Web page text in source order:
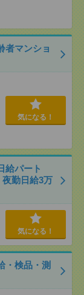
者マンショ
気になる！
給パート
勤日給3万
気になる！
・検品・測